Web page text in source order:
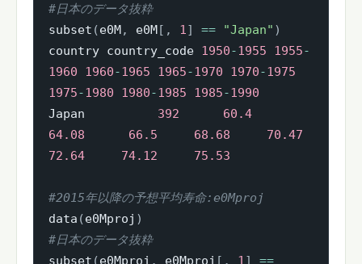
#日本のデータ抜粋
subset (e0M, e0M[ , 1] == "Japan" )
country country_code 1950-1955 1955-
1960
1960-1965 1965-1970 1970-1975
1975-1980 1980-1985 1985-1990
Japan 392
60.4
64.08
66.5 68.68
70.47
72.64
74.12 75.53
#2015年以降の予想平均寿命:e0Mproj
data (e0Mproj )
#日本のデータ抜粋
subset (e0Mproj , e0Mproj [ , 1 ] ==